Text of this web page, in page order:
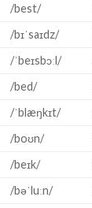
/best/
/bɪˈsaɪdz/
/ˈbeɪsbɔːl/
/bed/
/ˈblæŋkɪt/
/boʊn/
/beɪk/
/bəˈluːn/